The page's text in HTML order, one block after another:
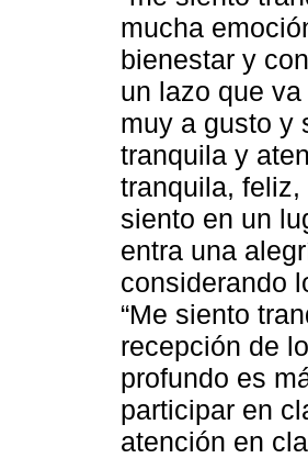
mucha
bienestar y
un lazo que
muy a gusto y
tranquila y
tranquila, feliz,
siento en un
entra una
considerando
“Me siento
recepción de
profundo es
participar en
atención en